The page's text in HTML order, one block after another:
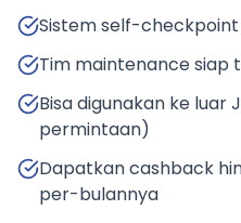
Sistem self-
Tim maintenance siap
Bisa digunakan ke luar
permintaan)
Dapatkan cashback
per-bulannya